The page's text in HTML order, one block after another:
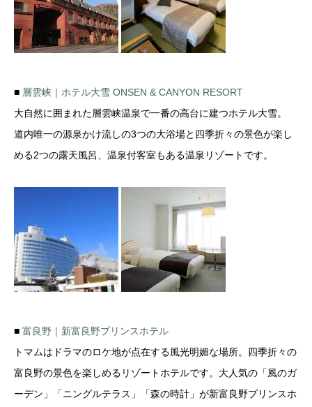
■ 層雲峡｜ホテル大雪 ONSEN & CANYON RESORT
大自然に囲まれた層雲峡温泉で一番の高台に建つホテル大雪。
道内唯一の源泉かけ流しの3つの大浴場と四季折々の景色が楽し
める2つの露天風呂、温泉付客室もある温泉リゾートです。
■ 富良野｜新富良野プリンスホテル
トマムはドラマのロケ地が点在する風光明媚な場所。四季折々の
富良野の景色を楽しめるリゾートホテルです。大人気の「風のガ
ーデン」「ニングルテラス」「森の時計」が新富良野プリンスホ